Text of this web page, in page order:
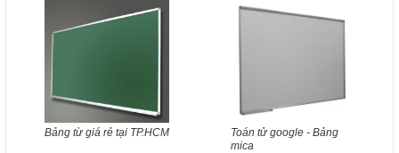
Bảng từ giá rẻ tại TP.HCM
Toán tử google - Bảng
mica